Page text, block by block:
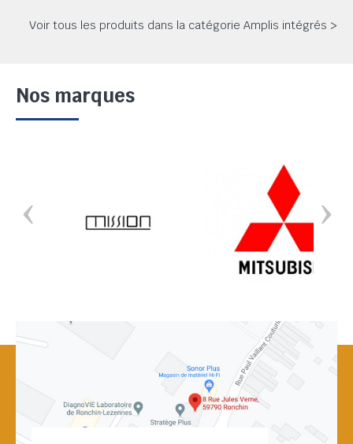
Voir tous les produits dans la catégorie Amplis intégrés >
Nos marques